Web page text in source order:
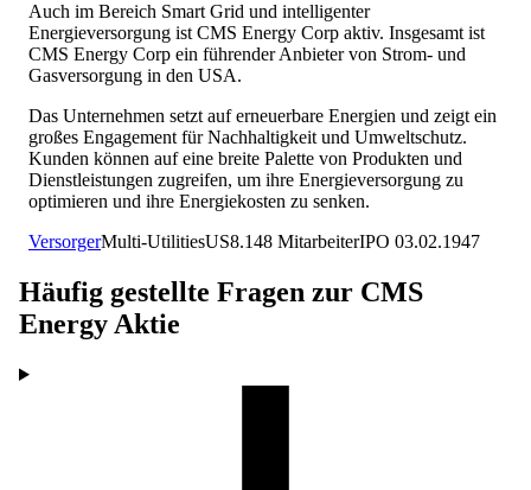
Auch im Bereich Smart Grid und intelligenter
Energieversorgung ist CMS Energy Corp aktiv. Insgesamt ist
CMS Energy Corp ein führender Anbieter von Strom- und
Gasversorgung in den USA.
Das Unternehmen setzt auf erneuerbare Energien und zeigt ein
großes Engagement für Nachhaltigkeit und Umweltschutz.
Kunden können auf eine breite Palette von Produkten und
Dienstleistungen zugreifen, um ihre Energieversorgung zu
optimieren und ihre Energiekosten zu senken.
VersorgerMulti-UtilitiesUS8.148 MitarbeiterIPO 03.02.1947
Häufig gestellte Fragen zur CMS
Energy Aktie